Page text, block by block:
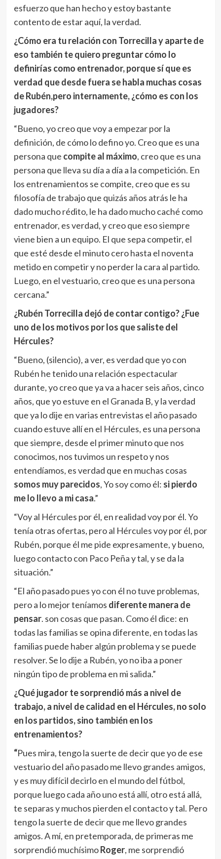
esfuerzo que han hecho y estoy bastante
contento de estar aquí, la verdad.
¿Cómo era tu relación con Torrecilla y aparte de
eso también te quiero preguntar cómo lo
definirías como entrenador, porque sí que es
verdad que desde fuera se habla muchas cosas
de Rubén,pero internamente, ¿cómo es con los
jugadores?
“Bueno, yo creo que voy a empezar por la
definición, de cómo lo defino yo. Creo que es una
persona que compite al máximo, creo que es una
persona que lleva su día a día a la competición. En
los entrenamientos se compite, creo que es su
filosofía de trabajo que quizás años atrás le ha
dado mucho rédito, le ha dado mucho caché como
entrenador, es verdad, y creo que eso siempre
viene bien a un equipo. El que sepa competir, el
que esté desde el minuto cero hasta el noventa
metido en competir y no perder la cara al partido.
Luego, en el vestuario, creo que es una persona
cercana.”
¿Rubén Torrecilla dejó de contar contigo? ¿Fue
uno de los motivos por los que saliste del
Hércules?
“Bueno, (silencio), a ver, es verdad que yo con
Rubén he tenido una relación espectacular
durante, yo creo que ya va a hacer seis años, cinco
años, que yo estuve en el Granada B, y la verdad
que ya lo dije en varias entrevistas el año pasado
cuando estuve allí en el Hércules, es una persona
que siempre, desde el primer minuto que nos
conocimos, nos tuvimos un respeto y nos
entendíamos, es verdad que en muchas cosas
somos muy parecidos, Yo soy como él: si pierdo
me lo llevo a mi casa.”
“Voy al Hércules por él, en realidad voy por él. Yo
tenía otras ofertas, pero al Hércules voy por él, por
Rubén, porque él me pide expresamente, y bueno,
luego contacto con Paco Peña y tal, y se da la
situación.”
“El año pasado pues yo con él no tuve problemas,
pero a lo mejor teníamos diferente manera de
pensar. son cosas que pasan. Como él dice: en
todas las familias se opina diferente, en todas las
familias puede haber algún problema y se puede
resolver. Se lo dije a Rubén, yo no iba a poner
ningún tipo de problema en mi salida.”
¿Qué jugador te sorprendió más a nivel de
trabajo, a nivel de calidad en el Hércules, no solo
en los partidos, sino también en los
entrenamientos?
“Pues mira, tengo la suerte de decir que yo de ese
vestuario del año pasado me llevo grandes amigos,
y es muy difícil decirlo en el mundo del fútbol,
porque luego cada año uno está allí, otro está allá,
te separas y muchos pierden el contacto y tal. Pero
tengo la suerte de decir que me llevo grandes
amigos. A mí, en pretemporada, de primeras me
sorprendió muchísimoRoger, me sorprendió